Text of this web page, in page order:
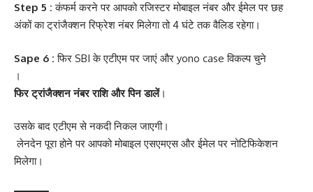
Step 5 :कंफर्म करने पर आपको रजिस्टर मोबाइल नंबर और ईमेल पर छह
अंकों का ट्रांजैक्शन रिफ्रेश नंबर मिलेगा तो 4 घंटे तक वैलिड रहेगा।
Sape 6 : फिर SBI के एटीएम पर जाएं और yono case विकल्प चुने
।
फिर ट्रांजैक्शन नंबर राशि और पिन डालें।
उसके बाद एटीएम से नकदी निकल जाएगी।
लेनदेन पूरा होने पर आपको मोबाइल एसएमएस और ईमेल पर नोटिफिकेशन
मिलेगा।